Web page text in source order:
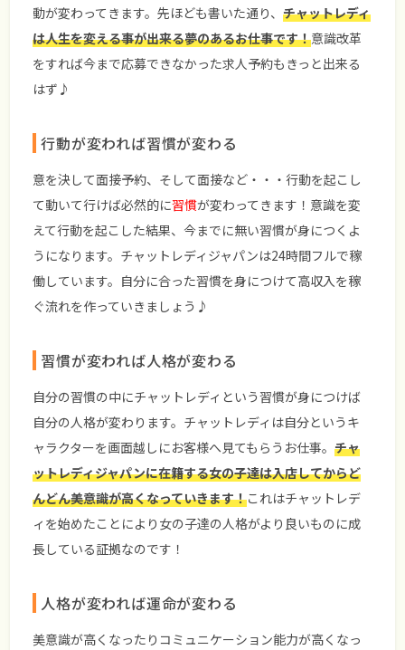
動が変わってきます。先ほども書いた通り、チャットレディ
は人生を変える事が出来る夢のあるお仕事です！意識改革
をすれば今まで応募できなかった求人予約もきっと出来る
はず♪
行動が変われば習慣が変わる
意を決して面接予約、そして面接など・・・行動を起こし
て動いて行けば必然的に習慣が変わってきます！意識を変
えて行動を起こした結果、今までに無い習慣が身につくよ
うになります。チャットレディジャパンは24時間フルで稼
働しています。自分に合った習慣を身につけて高収入を稼
ぐ流れを作っていきましょう♪
習慣が変われば人格が変わる
自分の習慣の中にチャットレディという習慣が身につけば
自分の人格が変わります。チャットレディは自分というキ
ャラクターを画面越しにお客様へ見てもらうお仕事。チャ
ットレディジャパンに在籍する女の子達は入店してからど
んどん美意識が高くなっていきます！これはチャットレデ
ィを始めたことにより女の子達の人格がより良いものに成
長している証拠なのです！
人格が変われば運命が変わる
美意識が高くなったりコミュニケーション能力が高くなっ